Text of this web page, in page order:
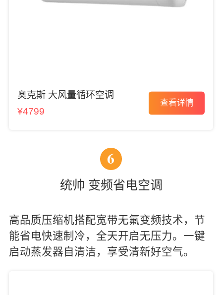
奥克斯 大风量循环空调
¥4799
查看详情
6
统帅 变频省电空调
高品质压缩机搭配宽带无氟变频技术，节
能省电快速制冷，全天开启无压力。一键
启动蒸发器自清洁，享受清新好空气。